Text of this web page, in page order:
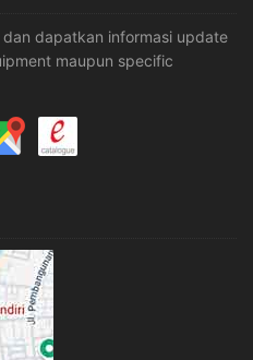
dapatkan informasi update
maupun specific